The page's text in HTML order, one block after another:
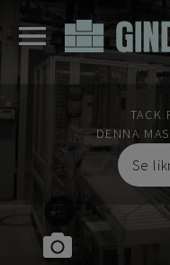
TACK
DENNA
Se